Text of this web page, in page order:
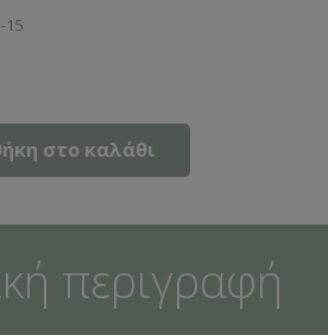
15
στο καλάθι
περιγραφή